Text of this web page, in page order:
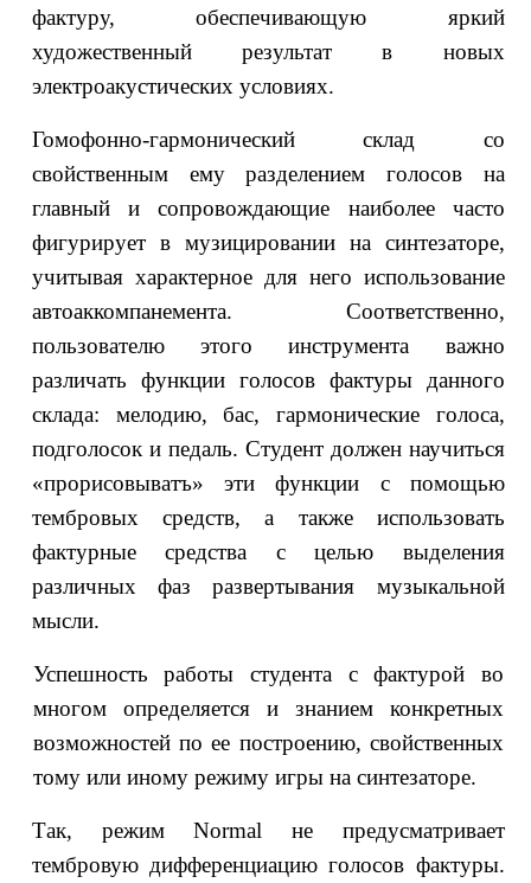
фактуру, обеспечивающую яркий
художественный результат в новых
электроакустических условиях.
Гомофонно-гармонический склад со
свойственным ему разделением голосов на
главный и сопровождающие наиболее часто
фигурирует в музицировании на синтезаторе,
учитывая характерное для него использование
автоаккомпанемента. Соответственно,
пользователю этого инструмента важно
различать функции голосов фактуры данного
склада: мелодию, бас, гармонические голоса,
подголосок и педаль. Студент должен научиться
«прорисовыватъ» эти функции с помощью
тембровых средств, а также использовать
фактурные средства с целью выделения
различных фаз развертывания музыкальной
мысли.
Успешность работы студента с фактурой во
многом определяется и знанием конкретных
возможностей по ее построению, свойственных
тому или иному режиму игры на синтезаторе.
Так, режим Normal не предусматривает
тембровую дифференциацию голосов фактуры.